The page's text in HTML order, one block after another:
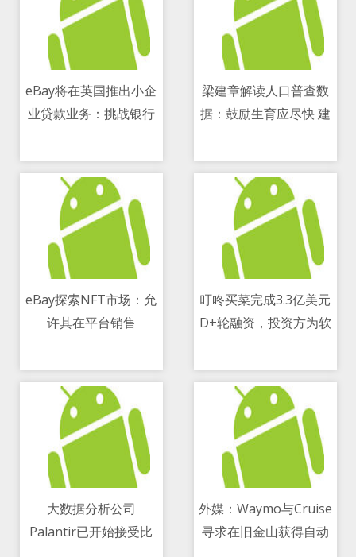
eBay将在英国推出小企
业贷款业务：挑战银行
梁建章解读人口普查数
据：鼓励生育应尽快 建
eBay探索NFT市场：允
许其在平台销售
叮咚买菜完成3.3亿美元
D+轮融资，投资方为软
大数据分析公司
Palantir已开始接受比
外媒：Waymo与Cruise
寻求在旧金山获得自动